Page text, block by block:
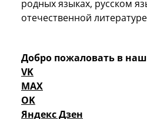
родных языках, русском
отечественной
Добро пожаловать в
VK
MAX
OK
Яндекс Дзен